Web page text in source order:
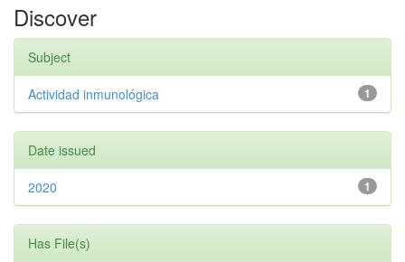
Discover
Subject
1
Actividad inmunológica
Date issued
1
2020
Has File(s)